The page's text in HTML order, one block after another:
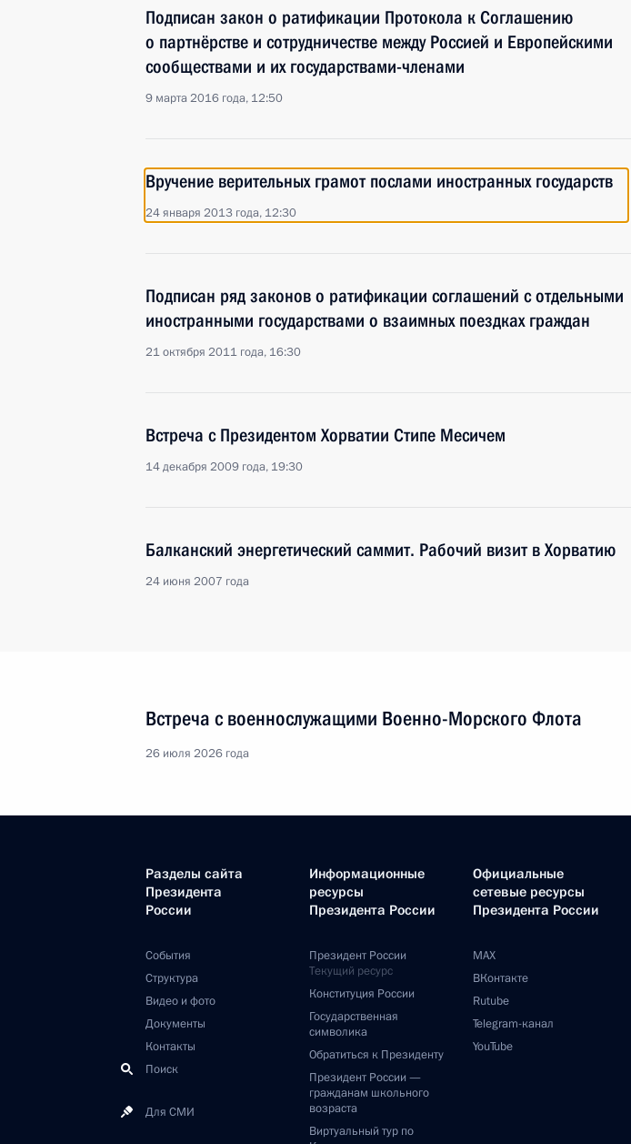
Подписан закон о ратификации Протокола к Соглашению
о партнёрстве и сотрудничестве между Россией и Европейскими
сообществами и их государствами-членами
9 марта 2016 года, 12:50
Вручение верительных грамот послами иностранных государств
24 января 2013 года, 12:30
Подписан ряд законов о ратификации соглашений с отдельными
иностранными государствами о взаимных поездках граждан
21 октября 2011 года, 16:30
Встреча с Президентом Хорватии Стипе Месичем
14 декабря 2009 года, 19:30
Балканский энергетический саммит. Рабочий визит в Хорватию
24 июня 2007 года
Встреча с военнослужащими Военно-Морского Флота
26 июля 2026 года
Разделы сайта
Президента
России
События
Структура
Видео и фото
Документы
Контакты
Поиск
Для СМИ
Информационные
ресурсы
Президента России
Президент России
Текущий ресурс
Конституция России
Государственная
символика
Обратиться к Президенту
Президент России —
гражданам школьного
возраста
Виртуальный тур по
Официальные
сетевые ресурсы
Президента России
MAX
ВКонтакте
Rutube
Telegram-канал
YouTube